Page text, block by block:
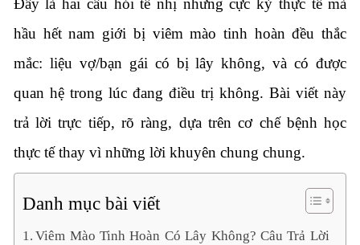
Đây là hai câu hỏi tế nhị nhưng cực kỳ thực tế mà
hầu hết nam giới bị viêm mào tinh hoàn đều thắc
mắc: liệu vợ/bạn gái có bị lây không, và có được
quan hệ trong lúc đang điều trị không. Bài viết này
trả lời trực tiếp, rõ ràng, dựa trên cơ chế bệnh học
thực tế thay vì những lời khuyên chung chung.
Danh mục bài viết
Viêm Mào Tinh Hoàn Có Lây Không? Câu Trả Lời